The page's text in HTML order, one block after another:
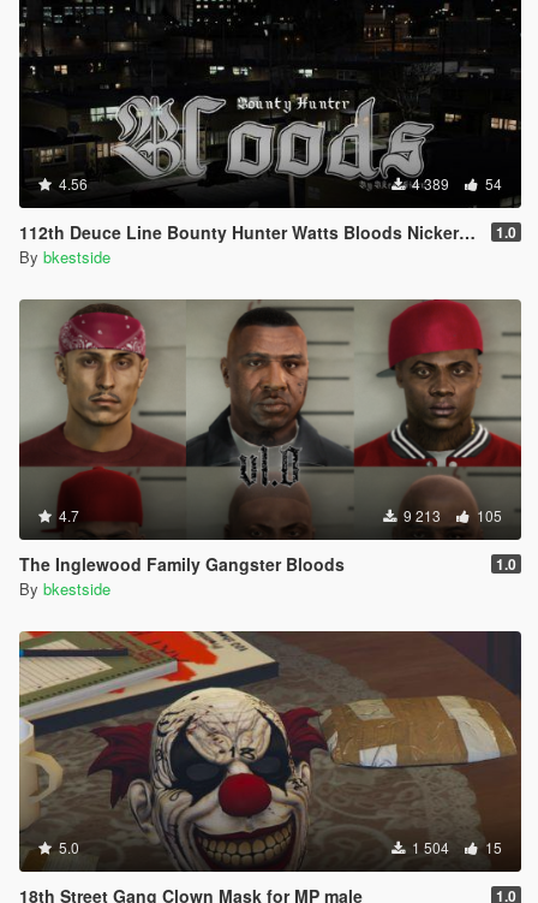
4.56 4 389 54
112th Deuce Line Bounty Hunter Watts Bloods Nickerson Gardens Hood 1.0
By bkestside
4.7 9 213 105
The Inglewood Family Gangster Bloods 1.0
By bkestside
5.0 1 504 15
18th Street Gang Clown Mask for MP male 1.0